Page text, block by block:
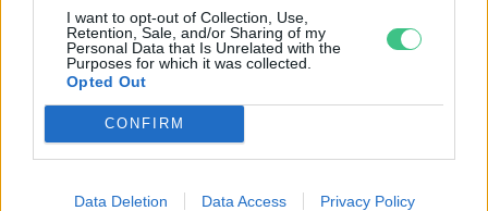
I want to opt-out of Collection, Use,
Retention, Sale, and/or Sharing of my
Personal Data that Is Unrelated with the
Purposes for which it was collected.
Opted Out
CONFIRM
Data Deletion Data Access Privacy Policy
szüretelhetsz róla.
Közönséges mogyoró(Corylus avellana
Szélvédőnek vagy belátásgátlónak
tökéletes, szép és hasznos cserje, mely
nem csak terméseivel, hanem vesszőivel
is segíti kerted.